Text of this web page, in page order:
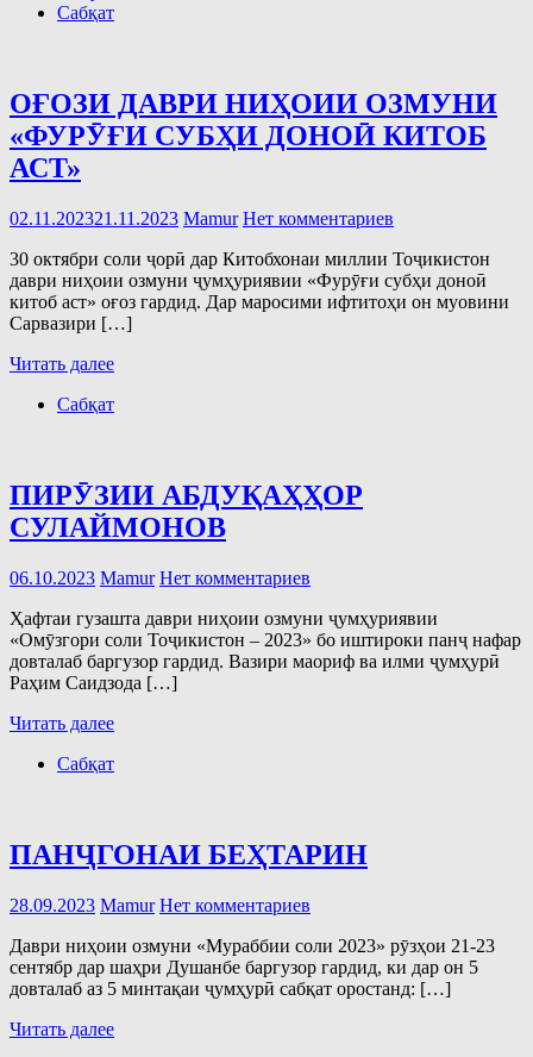
Сабқат
ОҒОЗИ ДАВРИ НИҲОИИ ОЗМУНИ
«ФУРӮҒИ СУБҲИ ДОНОӢ КИТОБ
АСТ»
02.11.202321.11.2023 Mamur Нет комментариев
30 октябри соли ҷорӣ дар Китобхонаи миллии Тоҷикистон
даври ниҳоии озмуни ҷумҳуриявии «Фурӯғи субҳи доноӣ
китоб аст» оғоз гардид. Дар маросими ифтитоҳи он муовини
Сарвазири […]
Читать далее
Сабқат
ПИРӮЗИИ АБДУҚАҲҲОР
СУЛАЙМОНОВ
06.10.2023 Mamur Нет комментариев
Ҳафтаи гузашта даври ниҳоии озмуни ҷумҳуриявии
«Омӯзгори соли Тоҷикистон – 2023» бо иштироки панҷ нафар
довталаб баргузор гардид. Вазири маориф ва илми ҷумҳурӣ
Раҳим Саидзода […]
Читать далее
Сабқат
ПАНҶГОНАИ БЕҲТАРИН
28.09.2023 Mamur Нет комментариев
Даври ниҳоии озмуни «Мураббии соли 2023» рӯзҳои 21-23
сентябр дар шаҳри Душанбе баргузор гардид, ки дар он 5
довталаб аз 5 минтақаи ҷумҳурӣ сабқат оростанд: […]
Читать далее